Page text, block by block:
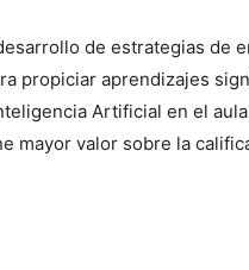
de estrategias de
propiciar aprendizajes
Artificial en el
mayor valor sobre la